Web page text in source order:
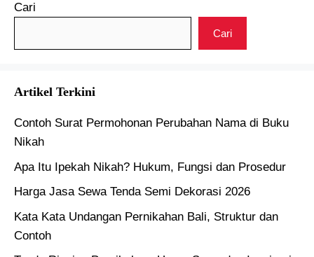
Cari
Cari
Artikel Terkini
Contoh Surat Permohonan Perubahan Nama di Buku
Nikah
Apa Itu Ipekah Nikah? Hukum, Fungsi dan Prosedur
Harga Jasa Sewa Tenda Semi Dekorasi 2026
Kata Kata Undangan Pernikahan Bali, Struktur dan
Contoh